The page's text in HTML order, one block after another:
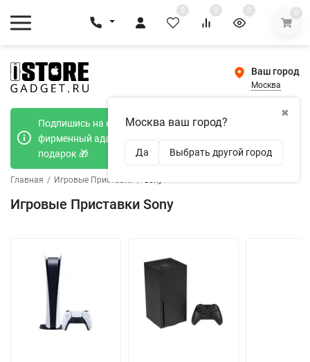
0 0 0 0
Ваш город
Москва
✖
Москва ваш город?
Да Выбрать другой город
Подпишись на наш телеграмм канал и получи
фирменный адаптер Type-C 20W при покупке в
подарок 🎁
Главная / Игровые Приставки / Sony
Игровые Приставки Sony